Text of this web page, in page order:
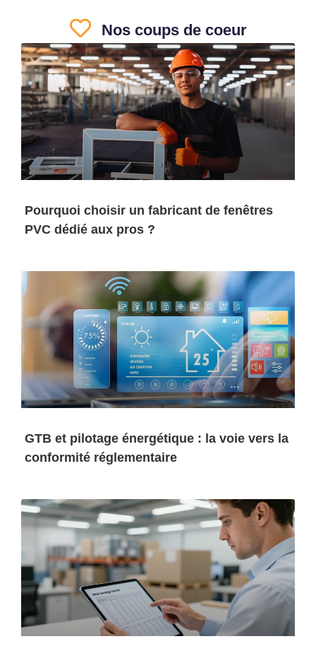
Nos coups de coeur
Pourquoi choisir un fabricant de fenêtres
PVC dédié aux pros ?
GTB et pilotage énergétique : la voie vers la
conformité réglementaire